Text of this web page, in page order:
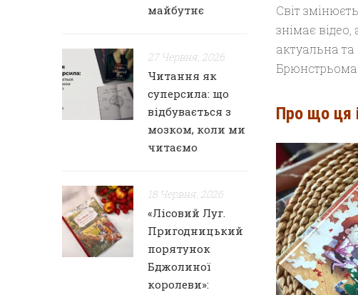
Світ
знімає
актуальна
Брюнстрьома
Про що ця
майбутнє
27 Червня, 2026
Читання як
суперсила: що
відбувається з
мозком, коли ми
читаємо
18 Червня, 2026
«Лісовий Луг.
Пригодницький
порятунок
Бджолиної
королеви»: